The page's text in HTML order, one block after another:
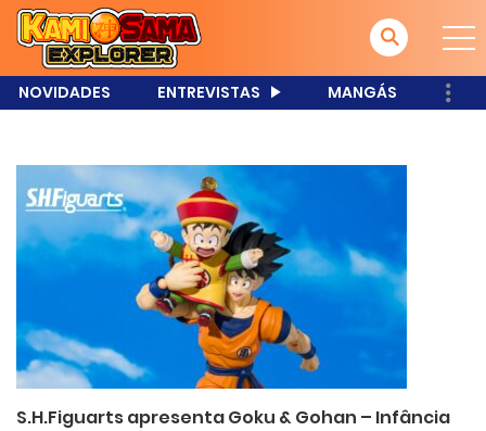
NOVIDADES ENTREVISTAS MANGÁS
S.H.Figuarts apresenta Goku & Gohan – Infância